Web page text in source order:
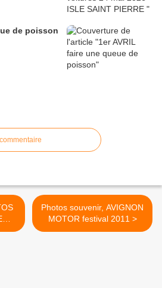
de poisson
Photos souvenir, AVIGNON
MOTOR festival 2011 >